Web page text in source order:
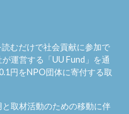
むだけで社会貢献に参加で
運営する「UU Fund 」を通
円をNPO団体に寄付する取
取材活動のための移動に伴